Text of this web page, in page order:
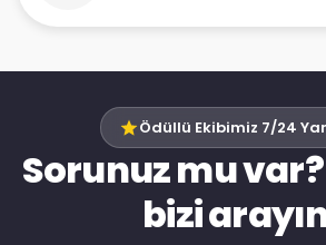
Ödüllü Ekibimiz 7/24
Sorunuz mu
bizi